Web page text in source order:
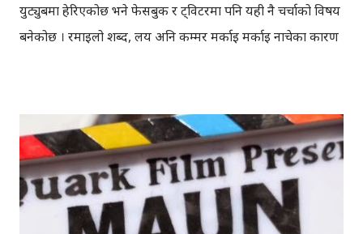
युट्युबमा हेरिएकोछ भने फेसबुक र ट्विटरमा पनि यही नै चर्चाको विषय
बनेकोछ । रमाइलो शब्द, लय अनि कम्मर मर्काइ मर्काइ नाचेका कारण
ट्विट गरिएकोछ।यो गितले कोलाभरी डी तथा ग्याङनाम स्टाइल झैँ
अनलाइनमा तहल्का मच्चाउने आकंलन गरिएकोछ । भिडियोको चर्चा
१-२ दिन यही गतिमा हुने हो भने संसार भरि यही सन्डे मर्निङको बारेमा
चर्चा हुने कुरालाई नकार्न सकिन्न । लगभग ६ सयवटा भिडियो अपलोड
गरेका भिम निरौलाको सबैभन्दा चर्चित गित नै यही बन्न पुगेकोछ ।